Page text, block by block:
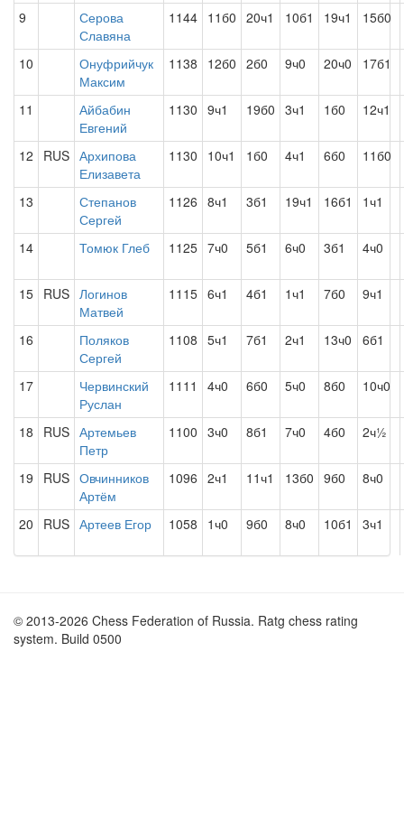
9
Серова
Славяна
1144 11б0 20ч1 10б1 19ч1 15б0
10
Онуфрийчук
Максим
1138 12б0 2б0 9ч0 20ч0 17б1
11
Айбабин
Евгений
1130 9ч1 19б0 3ч1 1б0 12ч1
12 RUS Архипова
Елизавета
1130 10ч1 1б0 4ч1 6б0 11б0
13
Степанов
Сергей
1126 8ч1 3б1 19ч1 16б1 1ч1
14 Томюк Глеб 1125 7ч0 5б1 6ч0 3б1 4ч0
15 RUS Логинов
Матвей
1115 6ч1 4б1 1ч1 7б0 9ч1
16
Поляков
Сергей
1108 5ч1 7б1 2ч1 13ч0 6б1
17
Червинский
Руслан
1111 4ч0 6б0 5ч0 8б0 10ч0
18 RUS Артемьев
Петр
1100 3ч0 8б1 7ч0 4б0 2ч½
19 RUS Овчинников
Артём
1096 2ч1 11ч1 13б0 9б0 8ч0
20 RUS Артеев Егор 1058 1ч0 9б0 8ч0 10б1 3ч1
© 2013-2026 Chess Federation of Russia. Ratg chess rating
system. Build 0500